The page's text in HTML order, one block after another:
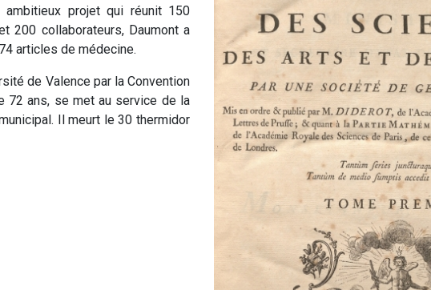
projet qui réunit 150
200 collaborateurs, Daumont a
articles de médecine.
de Valence par la Convention
72 ans, se met au service de la
Il meurt le 30 thermidor